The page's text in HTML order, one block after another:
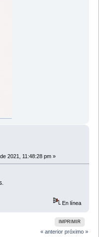
2021, 11:48:28 pm »
En línea
IMPRIMIR
« anterior próximo »